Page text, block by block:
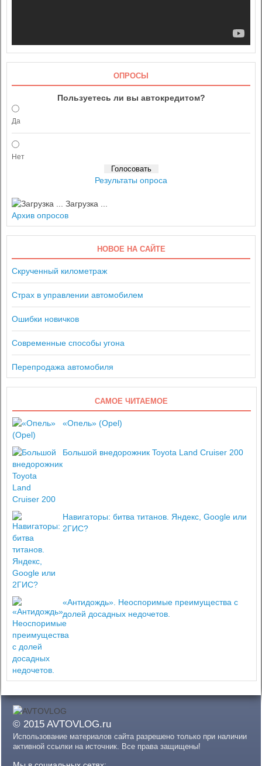
ОПРОСЫ
Пользуетесь ли вы автокредитом?
Да
Нет
Результаты опроса
Загрузка ...
Архив опросов
НОВОЕ НА САЙТЕ
Скрученный километраж
Страх в управлении автомобилем
Ошибки новичков
Современные способы угона
Перепродажа автомобиля
САМОЕ ЧИТАЕМОЕ
«Опель» (Opel)
Большой внедорожник Toyota Land Cruiser 200
Навигаторы: битва титанов. Яндекс, Google или
2ГИС?
«Антидождь». Неоспоримые преимущества с
долей досадных недочетов.
© 2015 AVTOVLOG.ru
Использование материалов сайта разрешено только при наличии
активной ссылки на источник. Все права защищены!